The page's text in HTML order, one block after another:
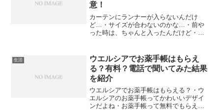
意！
カーテンにランナーが入らないんだけ
ど…・サイズが合わないのかな…・前や
った時は、ちゃんと入ったんだけど・フ
ーテンレールのランナーが破損してしま
ったので、交換しようしたけ...
生活
ウエルシアでお薬手帳はもらえ
る？有料？電話で聞いてみた結果
を紹介
ウエルシアでお薬手帳はもらえる？・ウ
エルシアのお薬手帳ってかわいいデザイ
ンだよね・お薬手帳って無料でもらえる